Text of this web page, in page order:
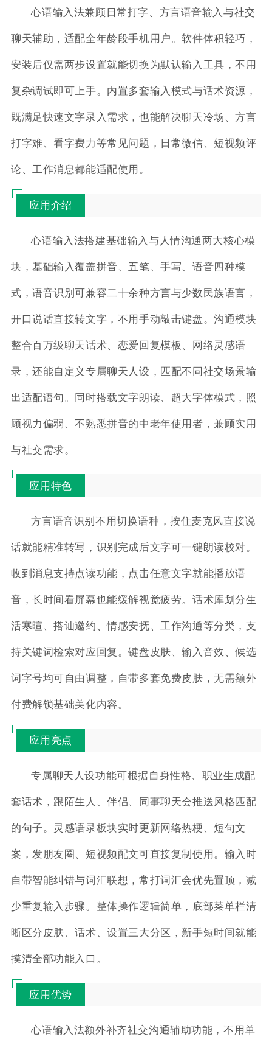
心语输入法兼顾日常打字、方言语音输入与社交
聊天辅助，适配全年龄段手机用户。软件体积轻巧，
安装后仅需两步设置就能切换为默认输入工具，不用
复杂调试即可上手。内置多套输入模式与话术资源，
既满足快速文字录入需求，也能解决聊天冷场、方言
打字难、看字费力等常见问题，日常微信、短视频评
论、工作消息都能适配使用。
应用介绍
心语输入法搭建基础输入与人情沟通两大核心模
块，基础输入覆盖拼音、五笔、手写、语音四种模
式，语音识别可兼容二十余种方言与少数民族语言，
开口说话直接转文字，不用手动敲击键盘。沟通模块
整合百万级聊天话术、恋爱回复模板、网络灵感语
录，还能自定义专属聊天人设，匹配不同社交场景输
出适配语句。同时搭载文字朗读、超大字体模式，照
顾视力偏弱、不熟悉拼音的中老年使用者，兼顾实用
与社交需求。
应用特色
方言语音识别不用切换语种，按住麦克风直接说
话就能精准转写，识别完成后文字可一键朗读校对。
收到消息支持点读功能，点击任意文字就能播放语
音，长时间看屏幕也能缓解视觉疲劳。话术库划分生
活寒暄、搭讪邀约、情感安抚、工作沟通等分类，支
持关键词检索对应回复。键盘皮肤、输入音效、候选
词字号均可自由调整，自带多套免费皮肤，无需额外
付费解锁基础美化内容。
应用亮点
专属聊天人设功能可根据自身性格、职业生成配
套话术，跟陌生人、伴侣、同事聊天会推送风格匹配
的句子。灵感语录板块实时更新网络热梗、短句文
案，发朋友圈、短视频配文可直接复制使用。输入时
自带智能纠错与词汇联想，常打词汇会优先置顶，减
少重复输入步骤。整体操作逻辑简单，底部菜单栏清
晰区分皮肤、话术、设置三大分区，新手短时间就能
摸清全部功能入口。
应用优势
心语输入法额外补齐社交沟通辅助功能，不用单